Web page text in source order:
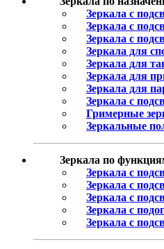
Зеркала с
Зеркала с
Зеркала с
Зеркала для
Зеркала для
Зеркала для
Зеркала для
Зеркала с
Гримерные
Зеркальные
Зеркала по
Зеркала с
Зеркала с
Зеркала с
Зеркала с
Зеркала с